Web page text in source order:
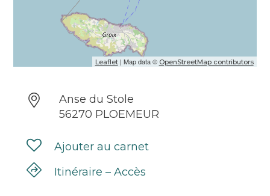
Leaflet| Map data © OpenStreetMap contributors
Anse du Stole
56270 PLOEMEUR
Ajouter au carnet
Itinéraire – Accès